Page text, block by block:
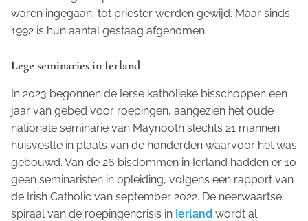
waren ingegaan, tot priester werden gewijd. Maar sinds
1992 is hun aantal gestaag afgenomen.
Lege seminaries in Ierland
In 2023 begonnen de Ierse katholieke bisschoppen een
jaar van gebed voor roepingen, aangezien het oude
nationale seminarie van Maynooth slechts 21 mannen
huisvestte in plaats van de honderden waarvoor het was
gebouwd. Van de 26 bisdommen in Ierland hadden er 10
geen seminaristen in opleiding, volgens een rapport van
de Irish Catholic van september 2022. De neerwaartse
spiraal van de roepingencrisis in Ierland wordt al